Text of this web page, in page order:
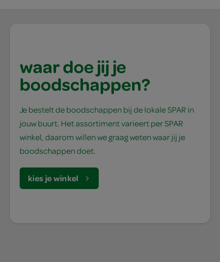
waar doe jij je
boodschappen?
Je bestelt de boodschappen bij de lokale SPAR in
jouw buurt. Het assortiment varieert per SPAR
winkel, daarom willen we graag weten waar jij je
boodschappen doet.
kies je winkel